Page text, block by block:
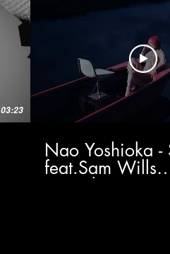
03:23
Nao Yoshioka -
feat.Sam Wills
(Visualizer)